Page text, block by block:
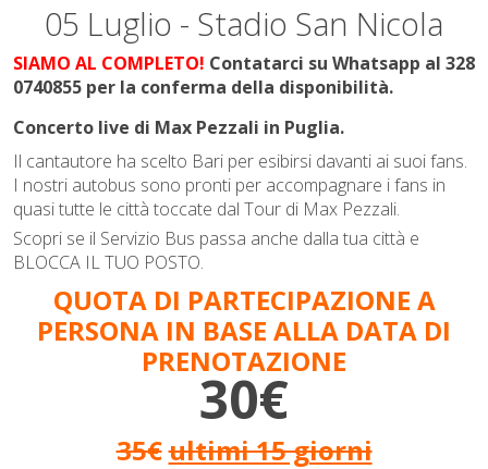
05 Luglio - Stadio San Nicola
SIAMO AL COMPLETO! Contatarci su Whatsapp al 328
0740855 per la conferma della disponibilità.
Concerto live di Max Pezzali in Puglia.
Il cantautore ha scelto Bari per esibirsi davanti ai suoi fans.
I nostri autobus sono pronti per accompagnare i fans in
quasi tutte le città toccate dal Tour di Max Pezzali.
Scopri se il Servizio Bus passa anche dalla tua città e
BLOCCA IL TUO POSTO.
QUOTA DI PARTECIPAZIONE A
PERSONA IN BASE ALLA DATA DI
PRENOTAZIONE
30€
35€ultimi 15 giorni